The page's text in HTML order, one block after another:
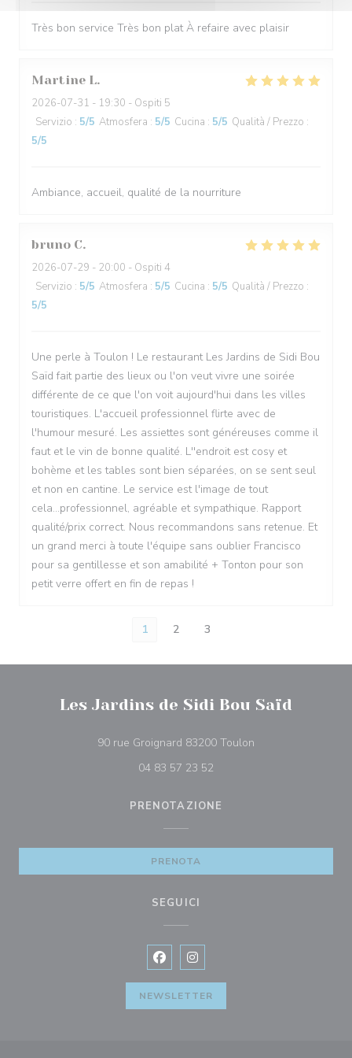
Très bon service Très bon plat À refaire avec plaisir
Martine L
2026-07-31 - 19:30 - Ospiti 5
Servizio : 5/5 Atmosfera : 5/5 Cucina : 5/5 Qualità / Prezzo :
5/5
Ambiance, accueil, qualité de la nourriture
bruno C
2026-07-29 - 20:00 - Ospiti 4
Servizio : 5/5 Atmosfera : 5/5 Cucina : 5/5 Qualità / Prezzo :
5/5
Une perle à Toulon ! Le restaurant Les Jardins de Sidi Bou
Saïd fait partie des lieux ou l'on veut vivre une soirée
différente de ce que l'on voit aujourd'hui dans les villes
touristiques. L'accueil professionnel flirte avec de
l'humour mesuré. Les assiettes sont généreuses comme il
faut et le vin de bonne qualité. L''endroit est cosy et
bohème et les tables sont bien séparées, on se sent seul
et non en cantine. Le service est l'image de tout
cela...professionnel, agréable et sympathique. Rapport
qualité/prix correct. Nous recommandons sans retenue. Et
un grand merci à toute l'équipe sans oublier Francisco
pour sa gentillesse et son amabilité + Tonton pour son
petit verre offert en fin de repas !
1 2 3
Les Jardins de Sidi Bou Saïd
90 rue Groignard 83200 Toulon
04 83 57 23 52
PRENOTAZIONE
PRENOTA
SEGUICI
Facebook ((apre una nuova
Instagram ((apre una nuova
NEWSLETTER